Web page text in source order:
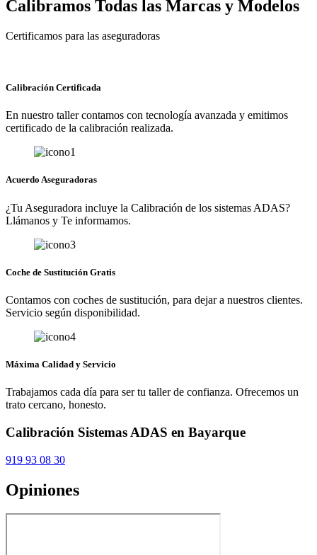
Calibramos Todas las Marcas y Modelos
Certificamos para las aseguradoras
Calibración Certificada
En nuestro taller contamos con tecnología avanzada y emitimos
certificado de la calibración realizada.
Acuerdo Aseguradoras
¿Tu Aseguradora incluye la Calibración de los sistemas ADAS?
Llámanos y Te informamos.
Coche de Sustitución Gratis
Contamos con coches de sustitución, para dejar a nuestros clientes.
Servicio según disponibilidad.
Máxima Calidad y Servicio
Trabajamos cada día para ser tu taller de confianza. Ofrecemos un
trato cercano, honesto.
Calibración Sistemas ADAS en Bayarque
919 93 08 30
Opiniones